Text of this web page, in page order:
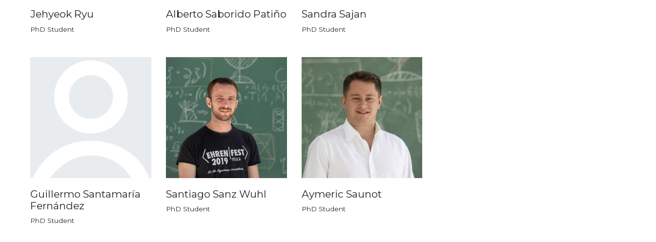
Jehyeok Ryu
PhD Student
Alberto Saborido Patiño
PhD Student
Sandra Sajan
PhD Student
Guillermo Santamaría
Fernández
PhD Student
Santiago Sanz Wuhl
PhD Student
Aymeric Saunot
PhD Student